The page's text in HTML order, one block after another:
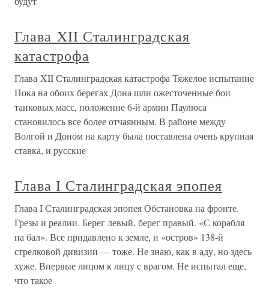
Глава XII Сталинградская
катастрофа
Глава XII Сталинградская катастрофа Тяжелое испытание
Пока на обоих берегах Дона шли ожесточенные бои
танковых масс, положение 6-й армии Паулюса
становилось все более отчаянным. В районе между
Волгой и Доном на карту была поставлена очень крупная
ставка, и русские
Глава I Сталинградская эпопея
Глава I Сталинградская эпопея Обстановка на фронте.
Грезы и реалии. Берег левый, берег правый. «С корабля
на бал». Все придавлено к земле, и «остров» 138-й
стрелковой дивизии — тоже. Не знаю, как в аду, но здесь
хуже. Впервые лицом к лицу с врагом. Не испытал еще,
что такое